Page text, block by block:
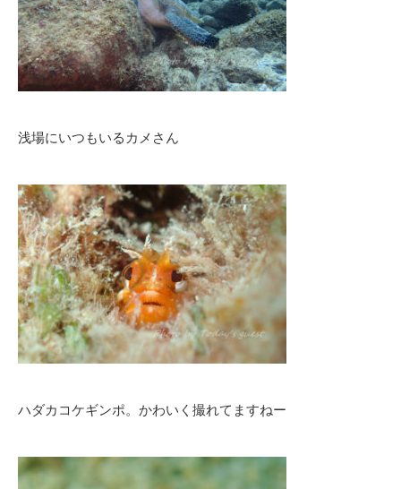
浅場にいつもいるカメさん
ハダカコケギンポ。かわいく撮れてますねー